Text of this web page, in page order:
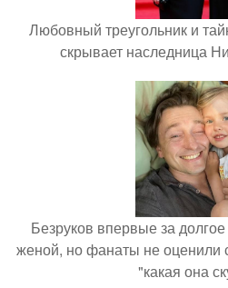
Любовный треугольник и
скрывает наследница
Безруков впервые за
женой, но фанаты не оценили
"какая она